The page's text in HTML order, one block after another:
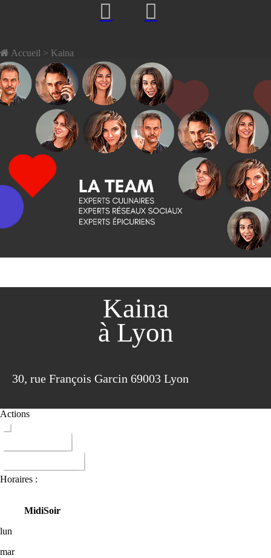
Accueil > Kaina
Kaina
à Lyon
30, rue François Garcin 69003 Lyon
Actions
Horaires :
MidiSoir
lun
mar